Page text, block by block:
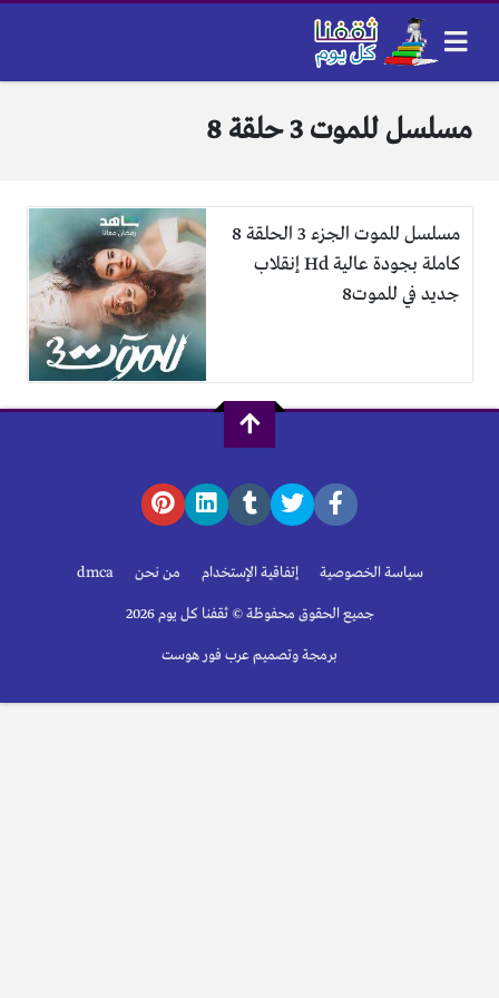
مسلسل للموت 3 حلقة 8
مسلسل للموت الجزء 3 الحلقة 8
كاملة بجودة عالية Hd إنقلاب
جديد في للموت8
سياسة الخصوصية إتفاقية الإستخدام من نحن dmca
جميع الحقوق محفوظة © ثقفنا كل يوم 2026
برمجة وتصميم عرب فور هوست